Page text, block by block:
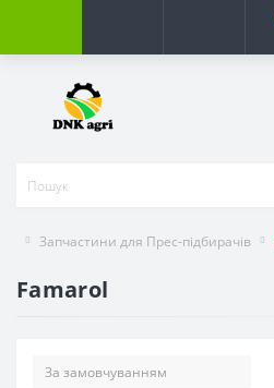
Запчастини для Прес-підбирачів
Famarol